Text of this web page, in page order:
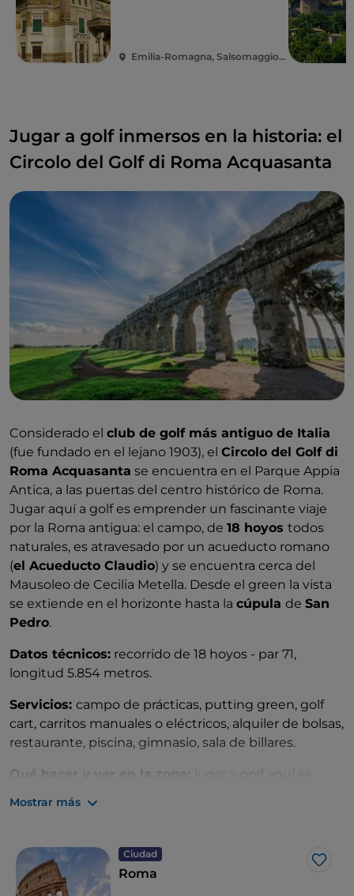
deParmacon su
, las rocas y los castillos
medievales de la zona (Soragna, Fontanellato,
Colorno, Torrechiara) o ir de
compras
al Outlet
Fidenza Village.
Emilia-Romagna, Salsomaggiore Terme
Jugar a golf inmersos en la historia: el
Circolo del Golf di Roma Acquasanta
Considerado el club de golf más antiguo de Italia
(fue fundado en el lejano 1903), el Circolo del Golf di
Roma Acquasanta se encuentra en el Parque Appia
Antica, a las puertas del centro histórico de Roma.
Jugar aquí a golf es emprender un fascinante viaje
por la Roma antigua: el campo, de 18 hoyos todos
naturales, es atravesado por un acueducto romano
(el Acueducto Claudio) y se encuentra cerca del
Mausoleo de Cecilia Metella. Desde el green la vista
se extiende en el horizonte hasta la cúpula de San
Pedro.
Datos técnicos: recorrido de 18 hoyos - par 71,
longitud 5.854 metros.
Servicios: campo de prácticas, putting green, golf
cart, carritos manuales o eléctricos, alquiler de bolsas,
restaurante, piscina, gimnasio, sala de billares.
Qué hacer y ver en la zona:
jugar a golf aquí es
de losCastillos Romanos
pueblos históricos
sabrosos platos de la mejor tradición local
Mostrar más
Ciudad
Me
Roma